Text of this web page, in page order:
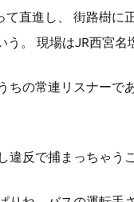
直進し、 街路樹に
。 現場はJR西宮
の常連リスナーで
違反で捕まっちゃう